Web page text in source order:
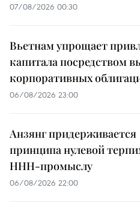
07/08/2026 00:30
Вьетнам упрощает
капитала посредством
корпоративных
06/08/2026 23:00
Анзянг придерживается
принципа нулевой
ННН-промыслу
06/08/2026 22:00